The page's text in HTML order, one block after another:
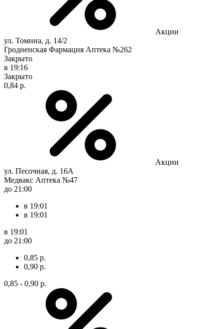
Акции
ул. Томина, д. 14/2
Гродненская Фармация Аптека №262
Закрыто
в 19:16
Закрыто
0,84 р.
Акции
ул. Песочная, д. 16А
Медвакс Аптека №47
до 21:00
в 19:01
в 19:01
в 19:01
до 21:00
0,85 р.
0,90 р.
0,85 - 0,90 р.